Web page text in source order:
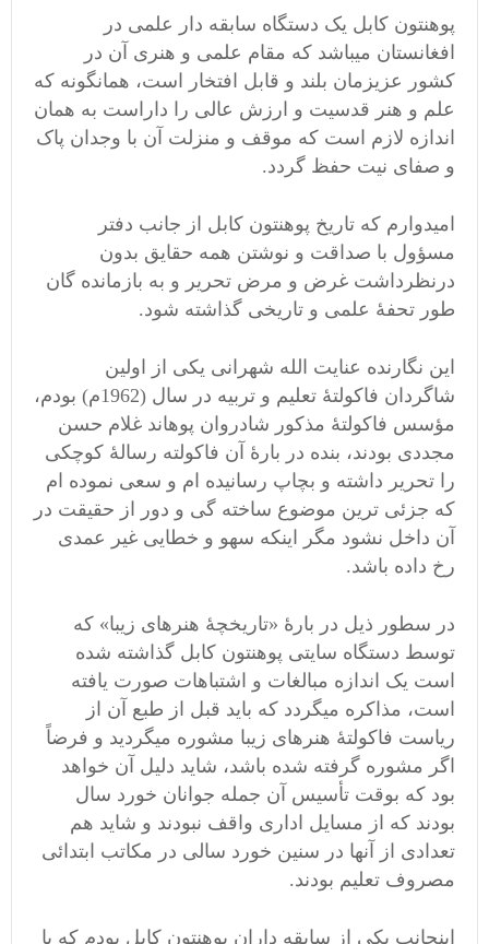
پوهنتون کابل یک دستگاه سابقه دار علمی در
افغانستان میباشد که مقام علمی و هنری آن در
کشور عزیزمان بلند و قابل افتخار است، همانگونه که
علم و هنر قدسیت و ارزش عالی را داراست به همان
اندازه لازم است که موقف و منزلت آن با وجدان پاک
و صفای نیت حفظ گردد.
امیدوارم که تاریخ پوهنتون کابل از جانب دفتر
مسؤول با صداقت و نوشتن همه حقایق بدون
درنظرداشت غرض و مرض تحریر و به بازمانده گان
طور تحفۀ علمی و تاریخی گذاشته شود.
این نگارنده عنایت الله شهرانی یکی از اولین
شاگردان فاکولتۀ تعلیم و تربیه در سال (1962م) بودم،
مؤسس فاکولتۀ مذکور شادروان پوهاند غلام حسن
مجددی بودند، بنده در بارۀ آن فاکولته رسالۀ کوچکی
را تحریر داشته و بچاپ رسانیده ام و سعی نموده ام
که جزئی ترین موضوع ساخته گی و دور از حقیقت در
آن داخل نشود مگر اینکه سهو و خطایی غیر عمدی
رخ داده باشد.
در سطور ذیل در بارۀ «تاریخچۀ هنرهای زیبا» که
توسط دستگاه سایتی پوهنتون کابل گذاشته شده
است یک اندازه مبالغات و اشتباهات صورت یافته
است، مذاکره میگردد که باید قبل از طبع آن از
ریاست فاکولتۀ هنرهای زیبا مشوره میگردید و فرضاً
اگر مشوره گرفته شده باشد، شاید دلیل آن خواهد
بود که بوقت تأسیس آن جمله جوانان خورد سال
بودند که از مسایل اداری واقف نبودند و شاید هم
تعدادی از آنها در سنین خورد سالی در مکاتب ابتدائی
مصروف تعلیم بودند.
اینجانب یکی از سابقه داران پوهنتون کابل بودم که با